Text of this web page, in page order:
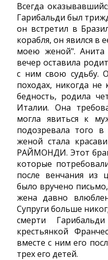
Всегда
Гарибальди был
он встретил в
корабля, он явился в
моею женой".
вечер оставила
с ним свою судьбу.
походах, никогда не
бедность, родила
Италии. Она
могла явиться к
подозревала того
женой стала
РАЙМОНДИ. Этот
которые
после венчания из
было вручено
жена давно
Супруги больше
смерти
крестьянкой
вместе с ним его
трех его детей.